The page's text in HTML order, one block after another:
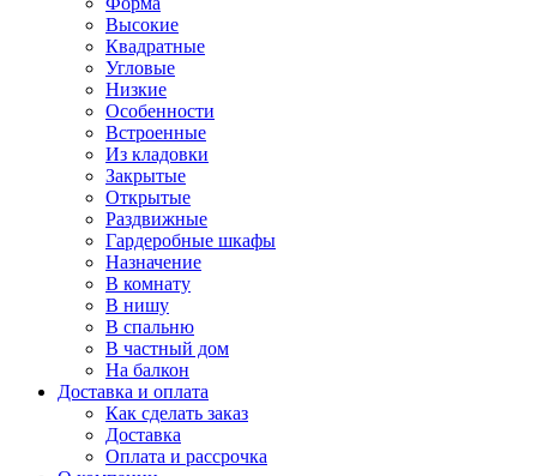
Высокие
Квадратные
Угловые
Низкие
Особенности
Встроенные
Из кладовки
Закрытые
Открытые
Раздвижные
Гардеробные шкафы
Назначение
В комнату
В нишу
В спальню
В частный дом
На балкон
Доставка и оплата
Как сделать заказ
Доставка
Оплата и рассрочка